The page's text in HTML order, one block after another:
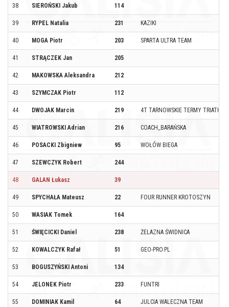
38 SIEROŃSKI Jakub 114
39 RYPEL Natalia 231 KAZIKI
40 MOGA Piotr 203 SPARTA ULTRA TEAM
41 STRĄCZEK Jan 205
42 MAKOWSKA Aleksandra 212
43 SZYMCZAK Piotr 112
44 DWOJAK Marcin 219 4T TARNOWSKIE TERMY
45 WIATROWSKI Adrian 216 COACH_BARAŃSKA
46 POSACKI Zbigniew 95 WOŁÓW BIEGA
47 SZEWCZYK Robert 244
48 GALAN Łukasz 39
49 SPYCHAŁA Mateusz 22 FOUR RUNNER KROTOSZYN
50 WASIAK Tomek 164
51 ŚWIĘCICKI Daniel 238 ŻELAZNA ŚWIDNICA
52 KOWALCZYK Rafał 51 GEO-PRO.PL
53 BOGUSZYŃSKI Antoni 134
54 JELONEK Piotr 233 FUNTRI
55 DOMINIAK Kamil 64 JULCIA WALECZNA TEAM